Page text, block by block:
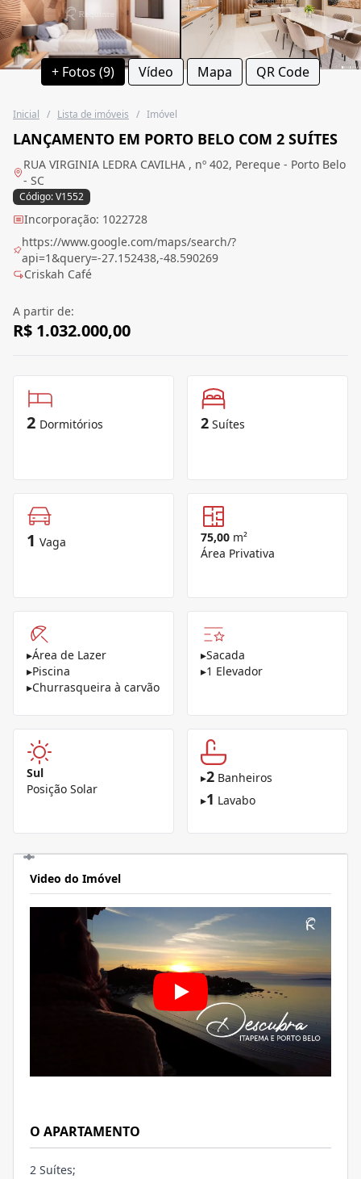
+ Fotos (9) Vídeo Mapa QR Code
Inicial / Lista de imóveis / Imóvel
LANÇAMENTO EM PORTO BELO COM 2 SUÍTES
RUA VIRGINIA LEDRA CAVILHA , nº 402, Pereque - Porto Belo
- SC
Código: V1552
Incorporação: 1022728
https://www.google.com/maps/search/?
api=1&query=-27.152438,-48.590269
Criskah Café
A partir de:
R$ 1.032.000,00
2 Dormitórios 2 Suítes
1 Vaga 75,00 m²
Área Privativa
▸Área de Lazer
▸Piscina
▸Churrasqueira à carvão
▸Sacada
▸1 Elevador
Sul
Posição Solar
▸2 Banheiros
▸1 Lavabo
Video do Imóvel
O APARTAMENTO
2 Suítes;